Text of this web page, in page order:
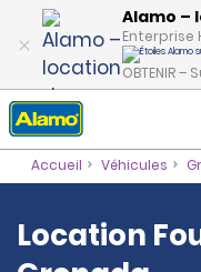
Alamo –
Enterprise
OBTENIR –
Accueil Véhicules
Location